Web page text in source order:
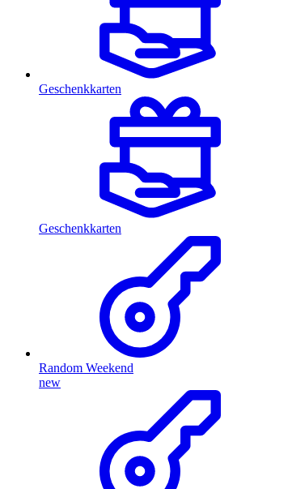
Geschenkkarten
Geschenkkarten
Random Weekend
new